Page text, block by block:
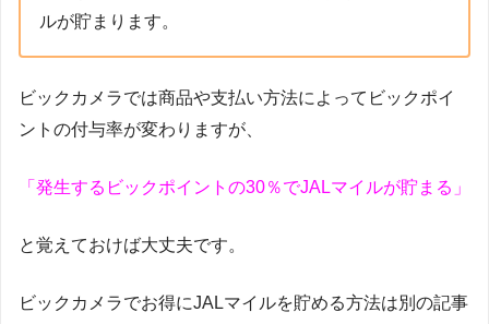
ルが貯まります。
ビックカメラでは商品や支払い方法によってビックポイ
ントの付与率が変わりますが、
「発生するビックポイントの30％でJALマイルが貯まる」
と覚えておけば大丈夫です。
ビックカメラでお得にJALマイルを貯める方法は別の記事